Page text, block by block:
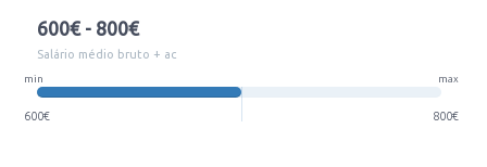
600€ - 800€
Salário médio bruto + ac
min max
600€ 800€